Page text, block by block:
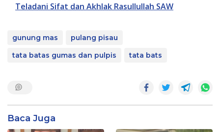
Teladani Sifat dan Akhlak Rasullullah SAW
gunung mas
pulang pisau
tata batas gumas dan pulpis
tata bats
Baca Juga